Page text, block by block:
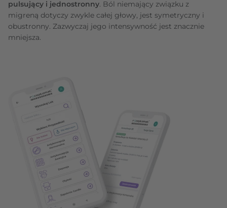
pulsujący i jednostronny. Ból niemający związku z
migreną dotyczy zwykle całej głowy, jest symetryczny i
obustronny. Zazwyczaj jego intensywność jest znacznie
mniejsza.